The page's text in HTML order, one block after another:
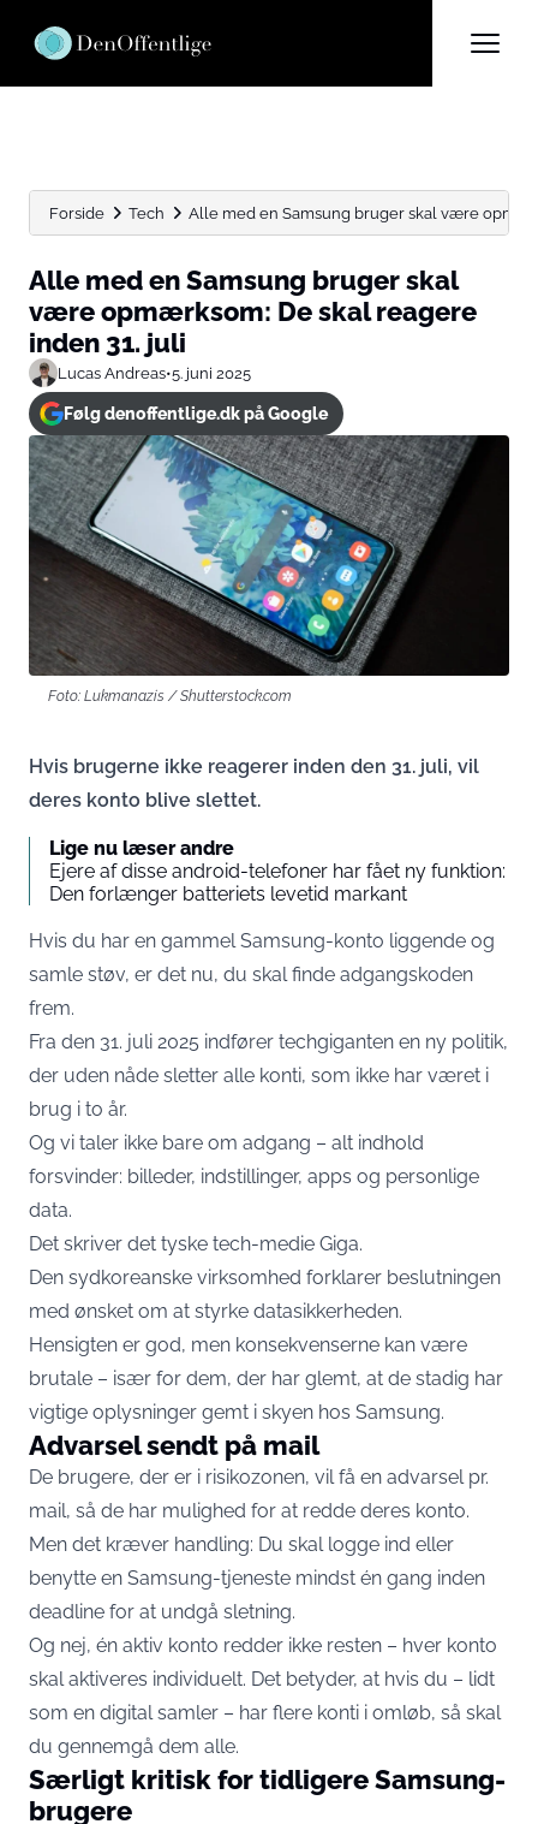
Forside Tech Alle med en Samsung bruger skal være
Alle med en Samsung bruger skal
være opmærksom: De skal reagere
inden 31. juli
Lucas Andreas•5. juni 2025
Følg denoffentlige.dk på Google
Foto: Lukmanazis / Shutterstock.com
Hvis brugerne ikke reagerer inden den 31. juli, vil
deres konto blive slettet.
Lige nu læser andre
Ejere af disse android-telefoner har fået ny funktion:
Den forlænger batteriets levetid markant
Hvis du har en gammel Samsung-konto liggende og
samle støv, er det nu, du skal finde adgangskoden
frem.
Fra den 31. juli 2025 indfører techgiganten en ny politik,
der uden nåde sletter alle konti, som ikke har været i
brug i to år.
Og vi taler ikke bare om adgang – alt indhold
forsvinder: billeder, indstillinger, apps og personlige
data.
Det skriver det tyske tech-medie Giga.
Den sydkoreanske virksomhed forklarer beslutningen
med ønsket om at styrke datasikkerheden.
Hensigten er god, men konsekvenserne kan være
brutale – især for dem, der har glemt, at de stadig har
vigtige oplysninger gemt i skyen hos Samsung.
Advarsel sendt på mail
De brugere, der er i risikozonen, vil få en advarsel pr.
mail, så de har mulighed for at redde deres konto.
Men det kræver handling: Du skal logge ind eller
benytte en Samsung-tjeneste mindst én gang inden
deadline for at undgå sletning.
Og nej, én aktiv konto redder ikke resten – hver konto
skal aktiveres individuelt. Det betyder, at hvis du – lidt
som en digital samler – har flere konti i omløb, så skal
du gennemgå dem alle.
Særligt kritisk for tidligere Samsung-
brugere